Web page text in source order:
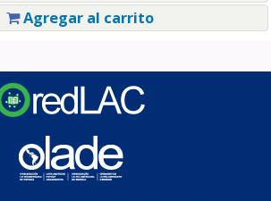
Agregar al carrito